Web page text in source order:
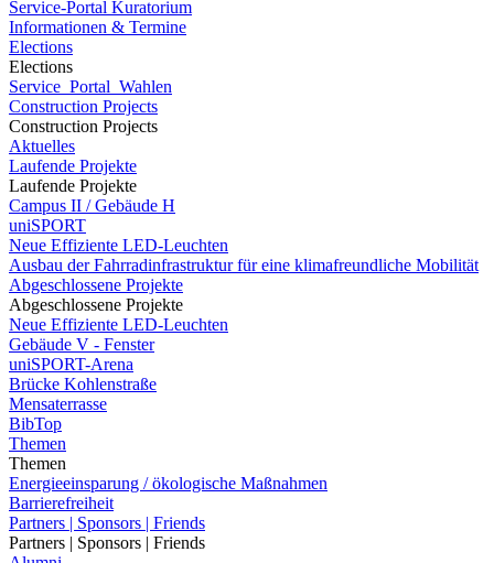
Service-Portal Kuratorium
Informationen & Termine
Elections
Elections
Service_Portal_Wahlen
Construction Projects
Construction Projects
Aktuelles
Laufende Projekte
Laufende Projekte
Campus II / Gebäude H
uniSPORT
Neue Effiziente LED-Leuchten
Ausbau der Fahrradinfrastruktur für eine klimafreundliche Mobilität
Abgeschlossene Projekte
Abgeschlossene Projekte
Neue Effiziente LED-Leuchten
Gebäude V - Fenster
uniSPORT-Arena
Brücke Kohlenstraße
Mensaterrasse
BibTop
Themen
Themen
Energieeinsparung / ökologische Maßnahmen
Barrierefreiheit
Partners | Sponsors | Friends
Partners | Sponsors | Friends